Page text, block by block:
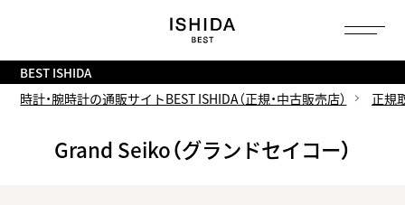
BEST ISHIDA
時計・腕時計の通販サイトBEST ISHIDA（正規・中古販売店）
正規
Grand Seiko（グランドセイコー）
へ